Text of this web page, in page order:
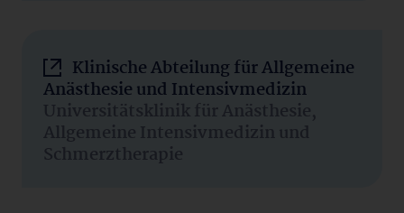
Klinische Abteilung für Allgemeine
Anästhesie und Intensivmedizin
Universitätsklinik für Anästhesie,
Allgemeine Intensivmedizin und
Schmerztherapie